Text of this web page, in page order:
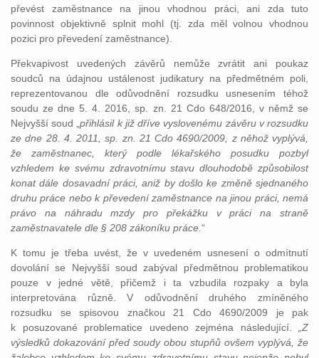
převést zaměstnance na jinou vhodnou práci, ani zda tuto
povinnost objektivně splnit mohl (tj. zda měl volnou vhodnou
pozici pro převedení zaměstnance).
Překvapivost uvedených závěrů nemůže zvrátit ani poukaz
soudců na údajnou ustálenost judikatury na předmětném poli,
reprezentovanou dle odůvodnění rozsudku usnesením téhož
soudu ze dne 5. 4. 2016, sp. zn. 21 Cdo 648/2016, v němž se
Nejvyšší soud „přihlásil k již dříve vyslovenému závěru v rozsudku
ze dne 28. 4. 2011, sp. zn. 21 Cdo 4690/2009, z něhož vyplývá,
že zaměstnanec, který podle lékařského posudku pozbyl
vzhledem ke svému zdravotnímu stavu dlouhodobě způsobilost
konat dále dosavadní práci, aniž by došlo ke změně sjednaného
druhu práce nebo k převedení zaměstnance na jinou práci, nemá
právo na náhradu mzdy pro překážku v práci na straně
zaměstnavatele dle § 208 zákoníku práce. “
K tomu je třeba uvést, že v uvedeném usnesení o odmítnutí
dovolání se Nejvyšší soud zabýval předmětnou problematikou
pouze v jedné větě, přičemž i ta vzbudila rozpaky a byla
interpretována různě. V odůvodnění druhého zmíněného
rozsudku se spisovou značkou 21 Cdo 4690/2009 je pak
k posuzované problematice uvedeno zejména následující.
„Z
výsledků dokazování před soudy obou stupňů ovšem vyplývá, že